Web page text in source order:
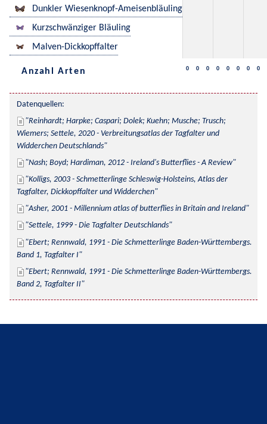
Dunkler Wiesenknopf-Ameisenbläuling
Kurzschwänziger Bläuling
Malven-Dickkopffalter
Anzahl Arten 0 0 0 0 0 0 0 0
Datenquellen:
Reinhardt; Harpke; Caspari; Dolek; Kuehn; Musche; Trusch;
Wiemers; Settele, 2020 - Verbreitungsatlas der Tagfalter und
Widderchen Deutschlands
Nash; Boyd; Hardiman, 2012 - Ireland's Butterflies - A Review
Kolligs, 2003 - Schmetterlinge Schleswig-Holsteins, Atlas der
Tagfalter, Dickkopffalter und Widderchen
Asher, 2001 - Millennium atlas of butterflies in Britain and Ireland
Settele, 1999 - Die Tagfalter Deutschlands
Ebert; Rennwald, 1991 - Die Schmetterlinge Baden-Württembergs.
Band 1, Tagfalter I
Ebert; Rennwald, 1991 - Die Schmetterlinge Baden-Württembergs.
Band 2, Tagfalter II